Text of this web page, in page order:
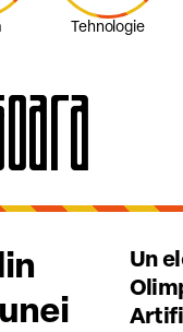
Tehnologie
Un